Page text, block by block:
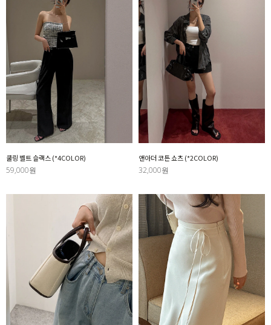
쿨링 벨트 슬랙스 (*4COLOR)
59,000원
앤아더 코튼 쇼츠 (*2COLOR)
32,000원